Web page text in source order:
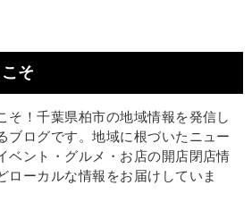
そ
そ！千葉県柏市の地域情報を発信し
ブログです。地域に根づいたニュー
ベント・グルメ・お店の開店閉店情
ローカルな情報をお届けしていま